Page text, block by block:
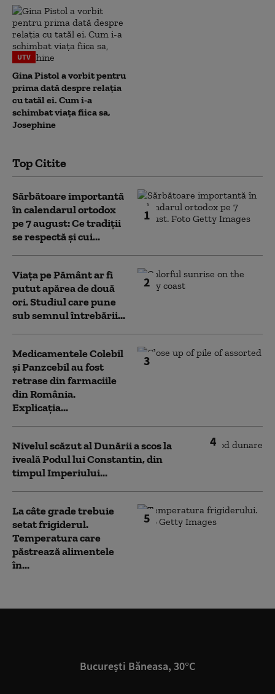
UTV
Gina Pistol a vorbit pentru
prima dată despre relația
cu tatăl ei. Cum i-a
schimbat viața fiica sa,
Josephine
Top Citite
1
Sărbătoare importantă
în calendarul ortodox
pe 7 august: Ce tradiții
se respectă și cui...
2
Viața pe Pământ ar fi
putut apărea de două
ori. Studiul care pune
sub semnul întrebării...
3
Medicamentele Colebil
și Panzcebil au fost
retrase din farmaciile
din România.
Explicația...
4
Nivelul scăzut al Dunării a scos la
iveală Podul lui Constantin, din
timpul Imperiului...
5
La câte grade trebuie
setat frigiderul.
Temperatura care
păstrează alimentele
în...
București Băneasa, 30°C